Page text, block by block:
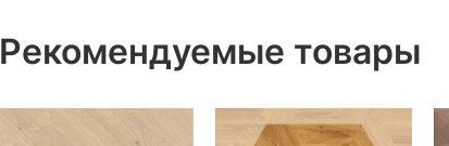
Рекомендуемые товары